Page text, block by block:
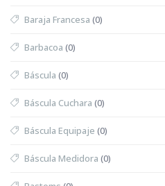
Baraja Francesa (0)
Barbacoa (0)
Báscula (0)
Báscula Cuchara (0)
Báscula Equipaje (0)
Báscula Medidora (0)